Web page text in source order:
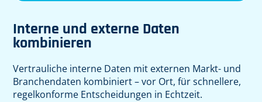
Interne und externe Daten
kombinieren
Vertrauliche interne Daten mit externen Markt- und
Branchendaten kombiniert – vor Ort, für schnellere,
regelkonforme Entscheidungen in Echtzeit.